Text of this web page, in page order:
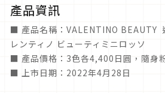
產品資訊
■ 產品名稱：VALENTINO BEAUTY
レンティノ ビューティミニロッソ
■ 產品價格：3色各4,400日圓，隨身
■ 上市日期：2022年4月28日